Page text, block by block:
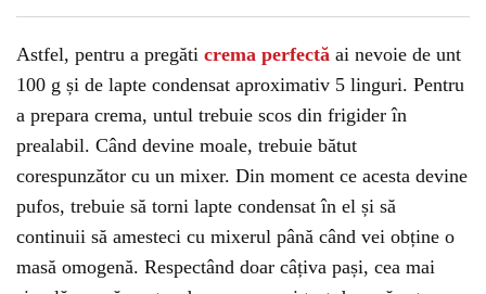
Astfel, pentru a pregăti crema perfectă ai nevoie de unt
100 g și de lapte condensat aproximativ 5 linguri. Pentru
a prepara crema, untul trebuie scos din frigider în
prealabil. Când devine moale, trebuie bătut
corespunzător cu un mixer. Din moment ce acesta devine
pufos, trebuie să torni lapte condensat în el și să
continuii să amesteci cu mixerul până când vei obține o
masă omogenă. Respectând doar câțiva pași, cea mai